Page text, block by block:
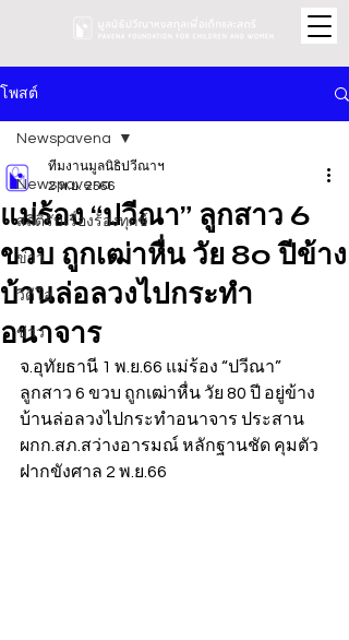
โพสต์
Newspavena
สถิติรับเรื่องร้องทุกข์
ข่าว
วิดีโอ
ข่าว
Newspavena
แม่ร้อง “ปวีณา” ลูกสาว 6
ขวบ ถูกเฒ่าหื่น วัย 80 ปีข้าง
บ้านล่อลวงไปกระทำ
อนาจาร
ทีมงานมูลนิธิปวีณาฯ
2 พ.ย. 2566
จ.อุทัยธานี 1 พ.ย.66 แม่ร้อง “ปวีณา”
ลูกสาว 6 ขวบ ถูกเฒ่าหื่น วัย 80 ปี อยู่ข้าง
บ้านล่อลวงไปกระทำอนาจาร ประสาน
ผกก.สภ.สว่างอารมณ์ หลักฐานชัด คุมตัว
ฝากขังศาล 2 พ.ย.66